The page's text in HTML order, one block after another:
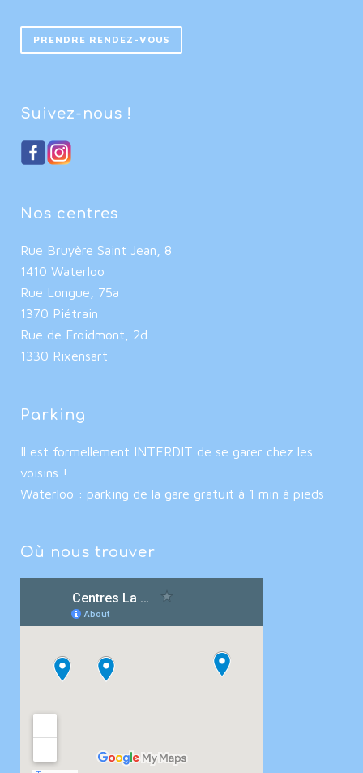
PRENDRE RENDEZ-VOUS
Suivez-nous !
Nos centres
Rue Bruyère Saint Jean, 8
1410 Waterloo
Rue Longue, 75a
1370 Piétrain
Rue de Froidmont, 2d
1330 Rixensart
Parking
Il est formellement INTERDIT de se garer chez les
voisins !
Waterloo : parking de la gare gratuit à 1 min à pieds
Où nous trouver